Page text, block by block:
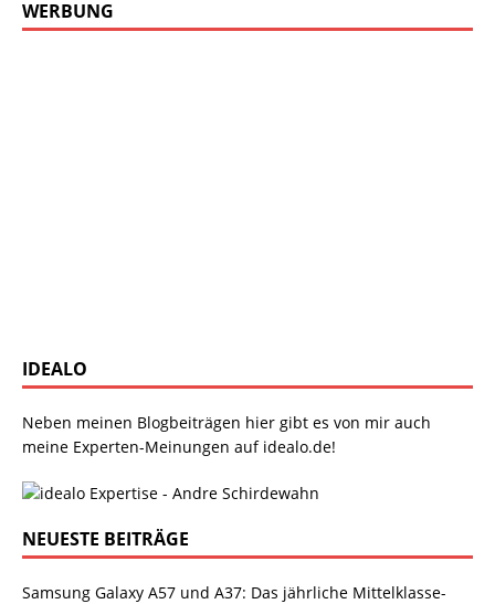
WERBUNG
IDEALO
Neben meinen Blogbeiträgen hier gibt es von mir auch
meine Experten-Meinungen auf idealo.de!
NEUESTE BEITRÄGE
Samsung Galaxy A57 und A37: Das jährliche Mittelklasse-